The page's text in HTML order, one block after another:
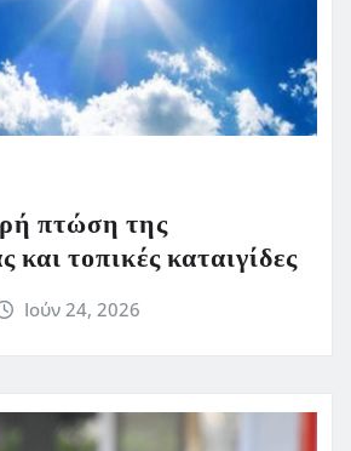
πτώση της
και τοπικές καταιγίδες
Ιούν 24, 2026